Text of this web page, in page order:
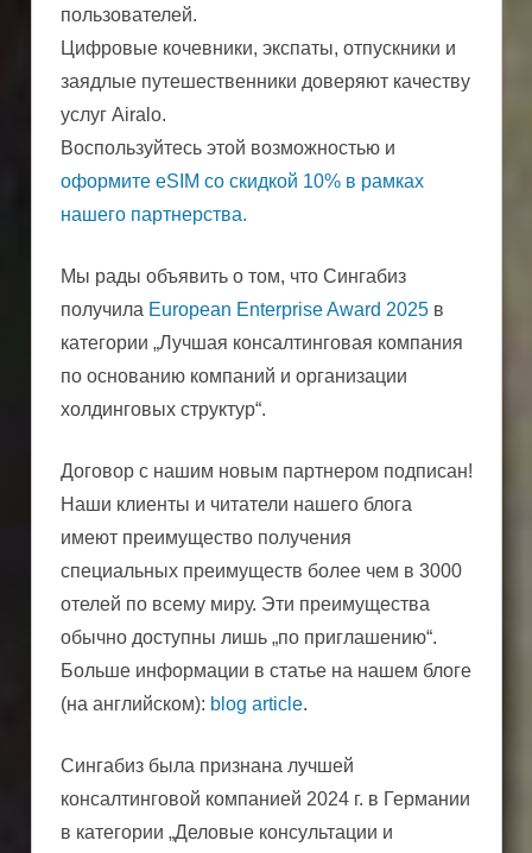
пользователей.
Цифровые кочевники, экспаты, отпускники и
заядлые путешественники доверяют качеству
услуг Airalo.
Воспользуйтесь этой возможностью и
оформите eSIM со скидкой 10% в рамках
нашего партнерства.
Мы рады объявить о том, что Сингабиз
получила European Enterprise Award 2025в
категории „Лучшая консалтинговая компания
по основанию компаний и организации
холдинговых структур“.
Договор с нашим новым партнером подписан!
Наши клиенты и читатели нашего блога
имеют преимущество получения
специальных преимуществ более чем в 3000
отелей по всему миру. Эти преимущества
обычно доступны лишь „по приглашению“.
Больше информации в статье на нашем блоге
(на английском): blog article.
Сингабиз была признана лучшей
консалтинговой компанией 2024 г. в Германии
в категории „Деловые консультации и